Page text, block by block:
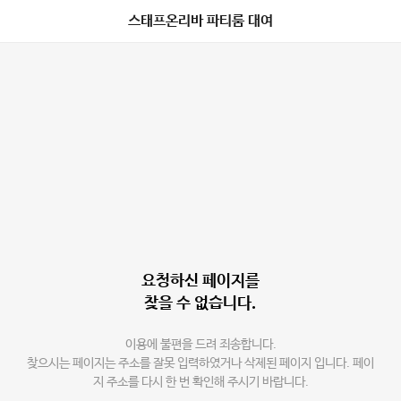
스태프온리바 파티룸 대여
요청하신 페이지를
찾을 수 없습니다.
이용에 불편을 드려 죄송합니다.
찾으시는 페이지는 주소를 잘못 입력하였거나 삭제된 페이지 입니다. 페이
지 주소를 다시 한 번 확인해 주시기 바랍니다.